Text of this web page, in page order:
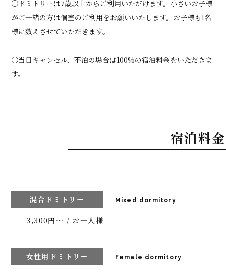
○ドミトリーは7歳以上からご利用いただけます。小さいお子様
がご一緒の方は個室のご利用をお願いいたします。お子様も1名
様に数えさせていただきます。
○当日キャンセル、不泊の場合は100%の宿泊料金をいただきま
す。
宿泊料金
混合ドミトリー Mixed dormitory
3,300円〜 / お一人様
女性用ドミトリー Female dormitory